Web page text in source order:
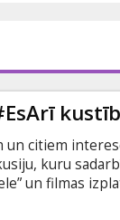
un citiem
kuru
un filmas